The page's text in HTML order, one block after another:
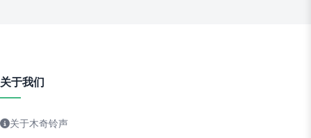
关于我们
关于木奇铃声